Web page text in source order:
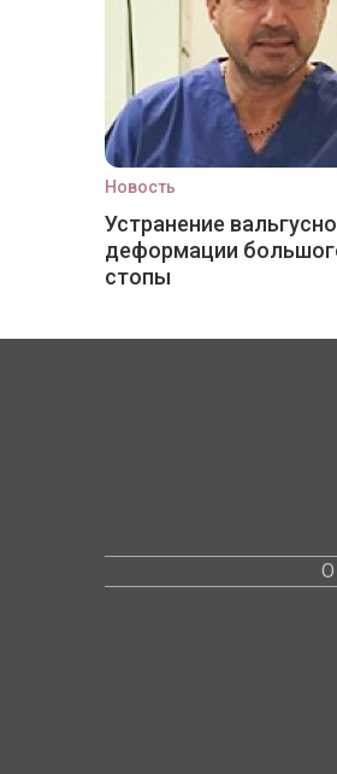
Новость
Устранение
деформации
стопы